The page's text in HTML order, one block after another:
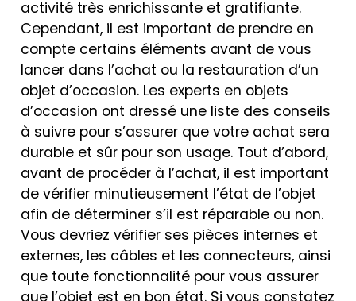
activité très enrichissante et gratifiante.
Cependant, il est important de prendre en
compte certains éléments avant de vous
lancer dans l’achat ou la restauration d’un
objet d’occasion. Les experts en objets
d’occasion ont dressé une liste des conseils
à suivre pour s’assurer que votre achat sera
durable et sûr pour son usage. Tout d’abord,
avant de procéder à l’achat, il est important
de vérifier minutieusement l’état de l’objet
afin de déterminer s’il est réparable ou non.
Vous devriez vérifier ses pièces internes et
externes, les câbles et les connecteurs, ainsi
que toute fonctionnalité pour vous assurer